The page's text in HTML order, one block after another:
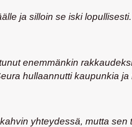
ja silloin se iski
enemmänkin
hullaannutti kaupunkia ja
yhteydessä, mutta